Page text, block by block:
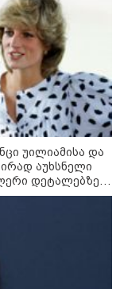
საკუთარი
მოკლა, შემდეგ კი
გახსნა - რა
ცნობილი
ფასები
- რომელ
ყველაზე
იაფი
უილიამისა და
აუხსნელი
დეტალებზე